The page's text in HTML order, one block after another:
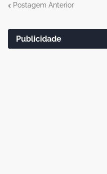
Postagem Anterior
Publicidade